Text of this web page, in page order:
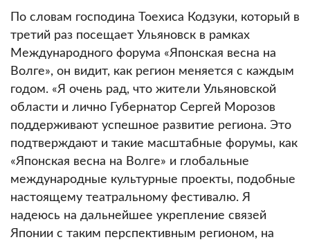
По словам господина Тоехиса Кодзуки, который в
третий раз посещает Ульяновск в рамках
Международного форума «Японская весна на
Волге», он видит, как регион меняется с каждым
годом. «Я очень рад, что жители Ульяновской
области и лично Губернатор Сергей Морозов
поддерживают успешное развитие региона. Это
подтверждают и такие масштабные форумы, как
«Японская весна на Волге» и глобальные
международные культурные проекты, подобные
настоящему театральному фестивалю. Я
надеюсь на дальнейшее укрепление связей
Японии с таким перспективным регионом, на